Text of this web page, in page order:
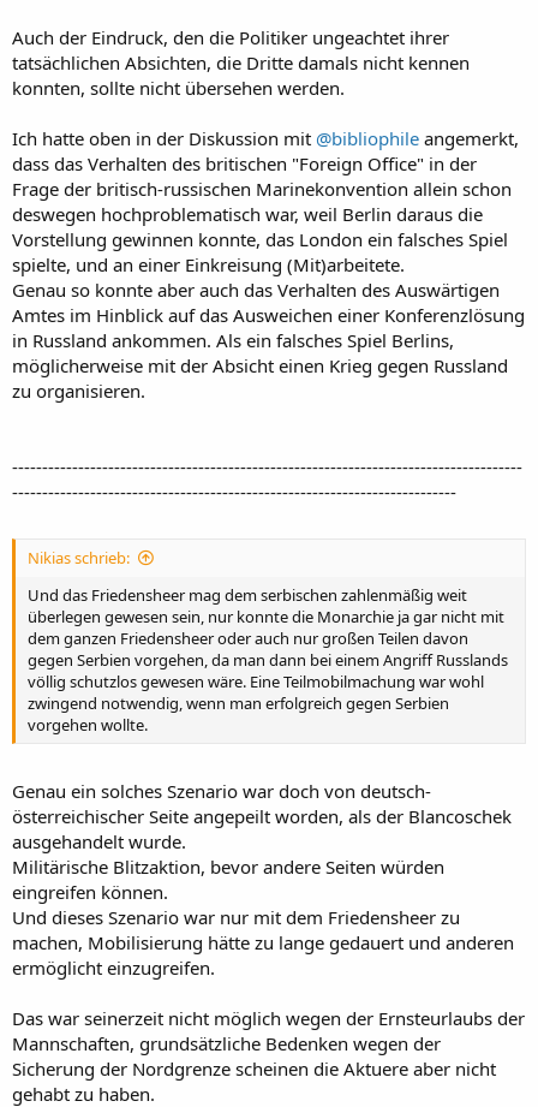
Auch der Eindruck, den die Politiker ungeachtet ihrer
tatsächlichen Absichten, die Dritte damals nicht kennen
konnten, sollte nicht übersehen werden.
Ich hatte oben in der Diskussion mit @bibliophile angemerkt,
dass das Verhalten des britischen "Foreign Office" in der
Frage der britisch-russischen Marinekonvention allein schon
deswegen hochproblematisch war, weil Berlin daraus die
Vorstellung gewinnen konnte, das London ein falsches Spiel
spielte, und an einer Einkreisung (Mit)arbeitete.
Genau so konnte aber auch das Verhalten des Auswärtigen
Amtes im Hinblick auf das Ausweichen einer Konferenzlösung
in Russland ankommen. Als ein falsches Spiel Berlins,
möglicherweise mit der Absicht einen Krieg gegen Russland
zu organisieren.
-------------------------------------------------------------------------------------
--------------------------------------------------------------------------
Nikias schrieb:
Und das Friedensheer mag dem serbischen zahlenmäßig weit
überlegen gewesen sein, nur konnte die Monarchie ja gar nicht mit
dem ganzen Friedensheer oder auch nur großen Teilen davon
gegen Serbien vorgehen, da man dann bei einem Angriff Russlands
völlig schutzlos gewesen wäre. Eine Teilmobilmachung war wohl
zwingend notwendig, wenn man erfolgreich gegen Serbien
vorgehen wollte.
Genau ein solches Szenario war doch von deutsch-
österreichischer Seite angepeilt worden, als der Blancoschek
ausgehandelt wurde.
Militärische Blitzaktion, bevor andere Seiten würden
eingreifen können.
Und dieses Szenario war nur mit dem Friedensheer zu
machen, Mobilisierung hätte zu lange gedauert und anderen
ermöglicht einzugreifen.
Das war seinerzeit nicht möglich wegen der Ernsteurlaubs der
Mannschaften, grundsätzliche Bedenken wegen der
Sicherung der Nordgrenze scheinen die Aktuere aber nicht
gehabt zu haben.